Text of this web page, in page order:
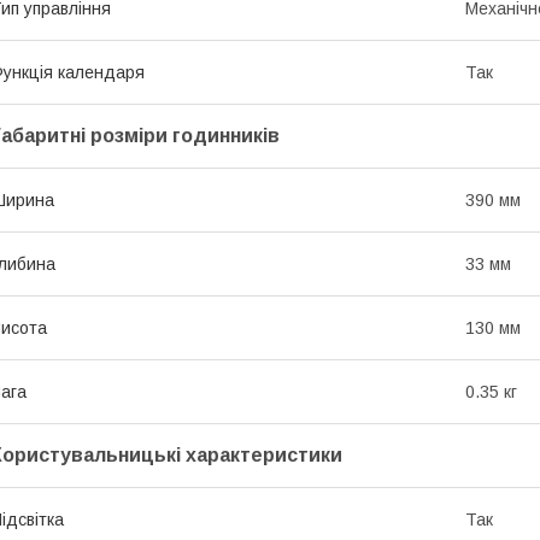
управління
календаря Так
розміри годинників
390 мм
33 мм
130 мм
0.35 кг
характеристики
Так